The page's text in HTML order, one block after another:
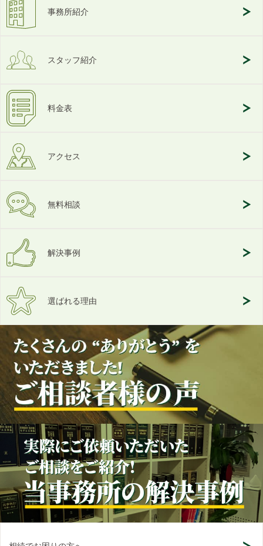
事務所紹介
スタッフ紹介
料金表
アクセス
無料相談
解決事例
選ばれる理由